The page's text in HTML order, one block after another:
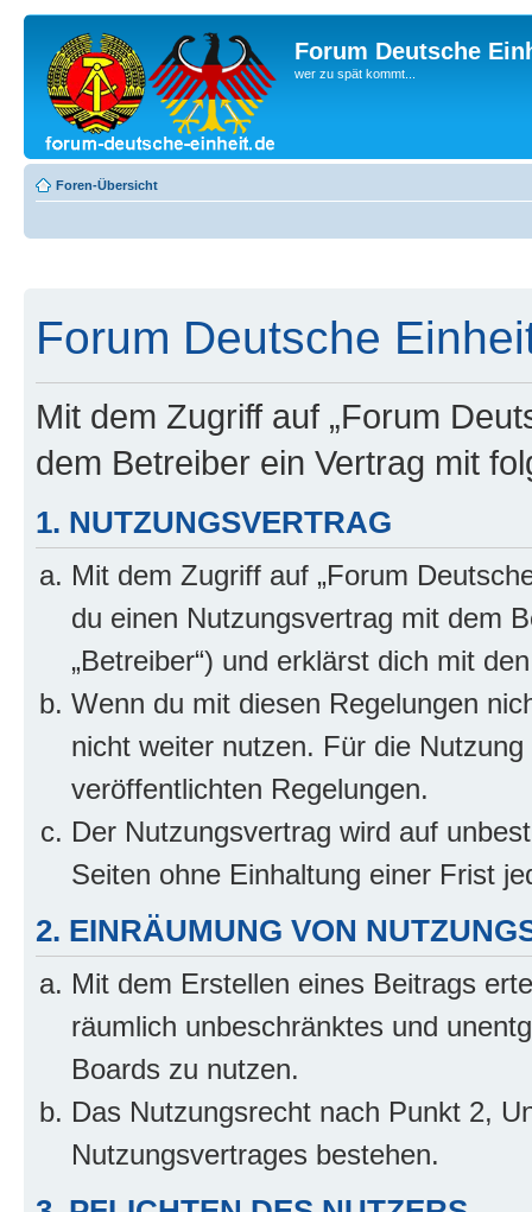
Forum Deutsche
wer zu spät kommt...
Foren-Übersicht
Forum Deutsche
Mit dem Zugriff auf „Forum
dem Betreiber ein Vertrag mit
1. NUTZUNGSVERTRAG
Mit dem Zugriff auf „Forum
du einen Nutzungsvertrag mit dem
„Betreiber“) und erklärst dich mit
Wenn du mit diesen Regelungen
nicht weiter nutzen. Für die
veröffentlichten Regelungen.
Der Nutzungsvertrag wird auf
Seiten ohne Einhaltung einer Frist
2. EINRÄUMUNG VON
Mit dem Erstellen eines Beitrags
räumlich unbeschränktes und
Boards zu nutzen.
Das Nutzungsrecht nach Punkt 2,
Nutzungsvertrages bestehen.